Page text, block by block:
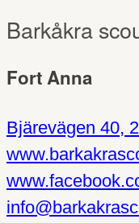
Barkåkra
Fort Anna
Bjärevägen 40,